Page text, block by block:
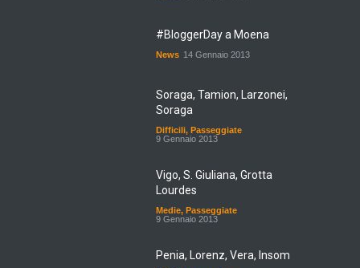
#BloggerDay a Moena
News 14 Gennaio 2013
Soraga, Tamion, Larzonei,
Soraga
Difficili, Passeggiate
9 Gennaio 2013
Vigo, S. Giuliana, Grotta
Lourdes
Medie, Passeggiate
9 Gennaio 2013
Penia, Lorenz, Vera, Insom